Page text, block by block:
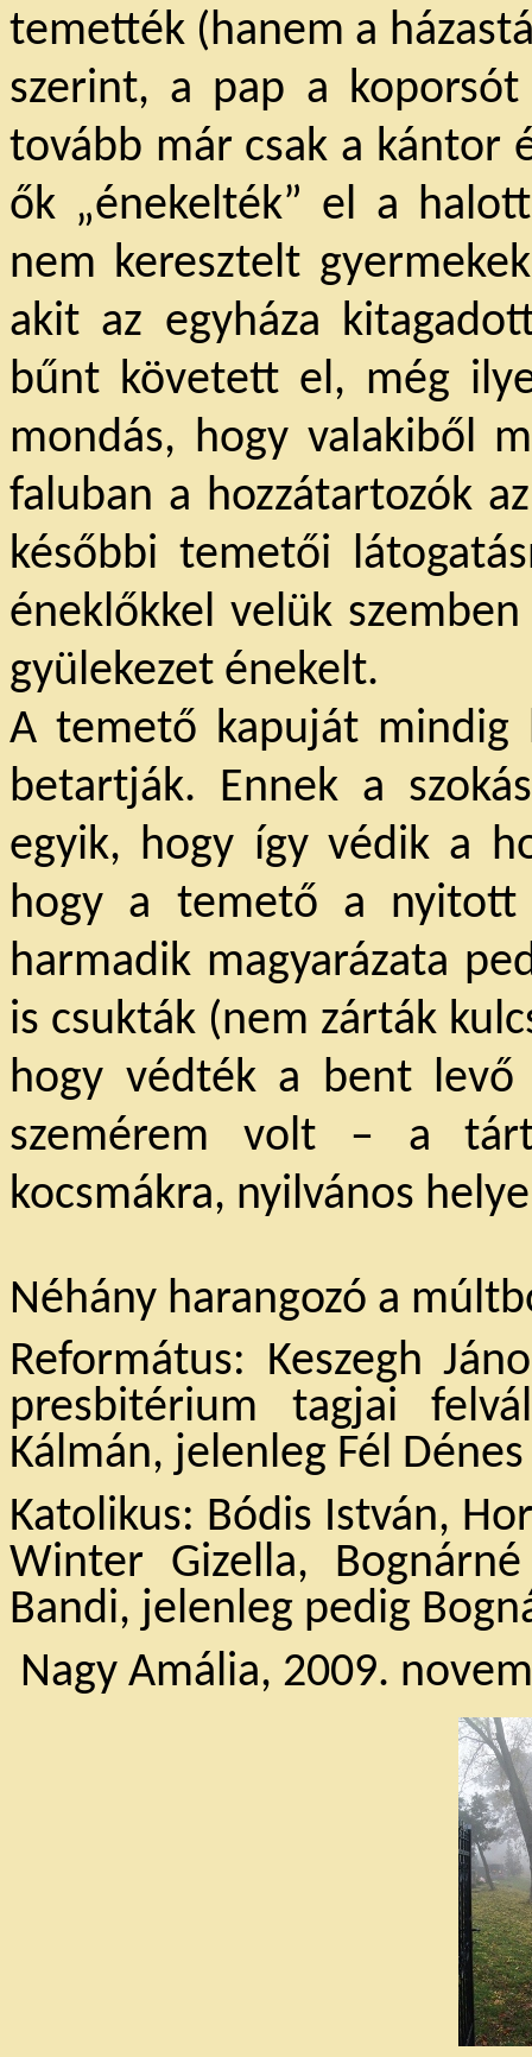
temették (hanem a
szerint, a pap a
tovább már csak a kántor
ők „énekelték” el a
nem keresztelt
akit az egyháza
bűnt követett el, még
mondás, hogy valakiből
faluban a hozzátartozók
későbbi temetői
éneklőkkel velük
gyülekezet énekelt.
A temető kapuját mindig
betartják. Ennek a
egyik, hogy így védik a
hogy a temető a
harmadik magyarázata
is csukták (nem zárták
hogy védték a bent
szemérem volt – a
kocsmákra, nyilvános
Néhány harangozó a
Református: Keszegh
presbitérium tagjai
Kálmán, jelenleg Fél
Katolikus: Bódis István,
Winter Gizella,
Bandi, jelenleg pedig
Nagy Amália, 2009.